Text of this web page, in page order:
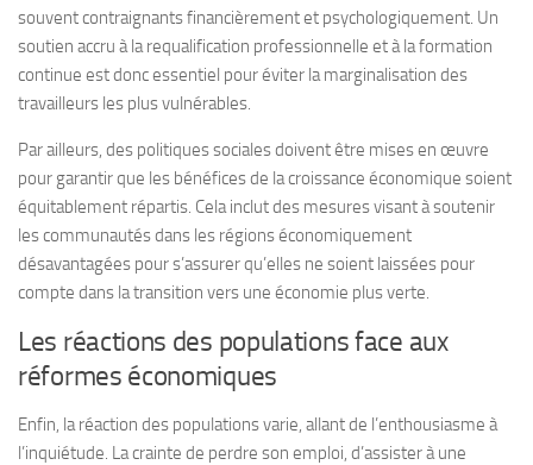
souvent contraignants financièrement et psychologiquement. Un
soutien accru à la requalification professionnelle et à la formation
continue est donc essentiel pour éviter la marginalisation des
travailleurs les plus vulnérables.
Par ailleurs, des politiques sociales doivent être mises en œuvre
pour garantir que les bénéfices de la croissance économique soient
équitablement répartis. Cela inclut des mesures visant à soutenir
les communautés dans les régions économiquement
désavantagées pour s’assurer qu’elles ne soient laissées pour
compte dans la transition vers une économie plus verte.
Les réactions des populations face aux
réformes économiques
Enfin, la réaction des populations varie, allant de l’enthousiasme à
l’inquiétude. La crainte de perdre son emploi, d’assister à une